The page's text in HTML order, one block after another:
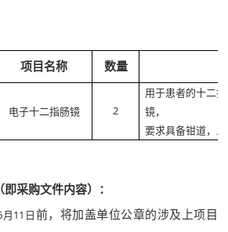
项目名称 数量
电子十二指肠镜 2
用于患者的十二
镜，
要求具备钳道，
（即采购文件内容） ：
11日前， 将加盖单位公章的涉及 上项目